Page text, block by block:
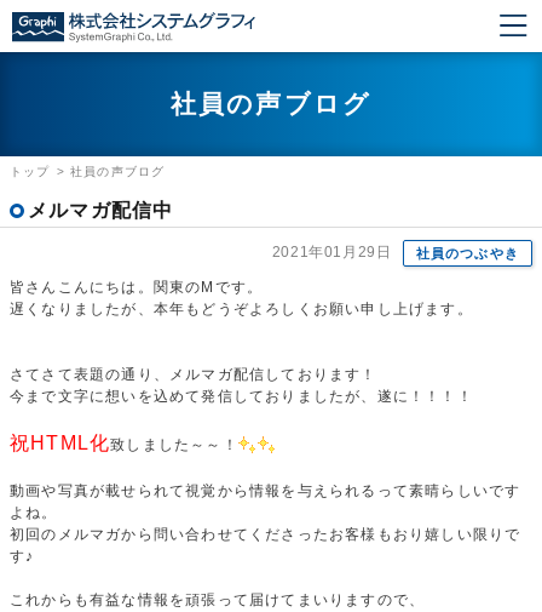
社員の声ブログ
トップ >社員の声ブログ
メルマガ配信中
2021年01月29日 社員のつぶやき
皆さんこんにちは。関東のMです。
遅くなりましたが、本年もどうぞよろしくお願い申し上げます。
さてさて表題の通り、メルマガ配信しております！
今まで文字に想いを込めて発信しておりましたが、遂に！！！！
祝HTML化致しました～～！
動画や写真が載せられて視覚から情報を与えられるって素晴らしいです
よね。
初回のメルマガから問い合わせてくださったお客様もおり嬉しい限りで
す♪
これからも有益な情報を頑張って届けてまいりますので、